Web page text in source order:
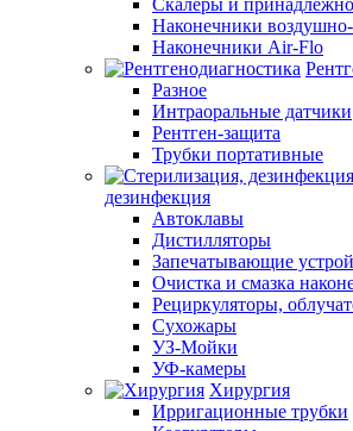
Скалеры и
Наконечники
Наконечники Air-Flo
Разное
Интраоральные датчики
Рентген-защита
Трубки портативные
дезинфекция
Автоклавы
Дистилляторы
Запечатывающие
Очистка и смазка
Рециркуляторы,
Сухожары
УЗ-Мойки
УФ-камеры
Хирургия
Ирригационные трубки